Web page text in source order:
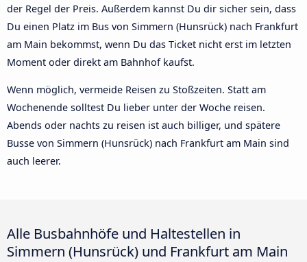
der Regel der Preis. Außerdem kannst Du dir sicher sein, dass
Du einen Platz im Bus von Simmern (Hunsrück) nach Frankfurt
am Main bekommst, wenn Du das Ticket nicht erst im letzten
Moment oder direkt am Bahnhof kaufst.
Wenn möglich, vermeide Reisen zu Stoßzeiten. Statt am
Wochenende solltest Du lieber unter der Woche reisen.
Abends oder nachts zu reisen ist auch billiger, und spätere
Busse von Simmern (Hunsrück) nach Frankfurt am Main sind
auch leerer.
Alle Busbahnhöfe und Haltestellen in
Simmern (Hunsrück) und Frankfurt am Main